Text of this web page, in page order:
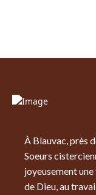
À Blauvac, près
Soeurs
joyeusement
de Dieu, au